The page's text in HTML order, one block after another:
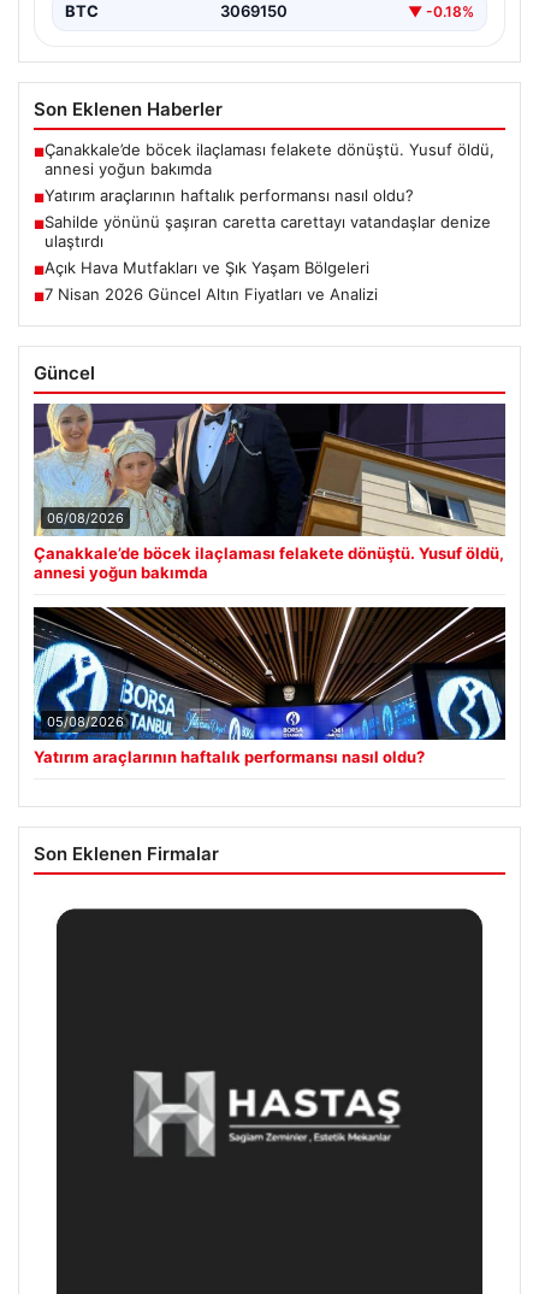
BTC 3069150 ▼ -0.18%
Son Eklenen Haberler
■Çanakkale’de böcek ilaçlaması felakete dönüştü. Yusuf öldü,
annesi yoğun bakımda
■Yatırım araçlarının haftalık performansı nasıl oldu?
■Sahilde yönünü şaşıran caretta carettayı vatandaşlar denize
ulaştırdı
■Açık Hava Mutfakları ve Şık Yaşam Bölgeleri
■7 Nisan 2026 Güncel Altın Fiyatları ve Analizi
Güncel
06/08/2026
Çanakkale’de böcek ilaçlaması felakete dönüştü. Yusuf öldü,
annesi yoğun bakımda
05/08/2026
Yatırım araçlarının haftalık performansı nasıl oldu?
Son Eklenen Firmalar